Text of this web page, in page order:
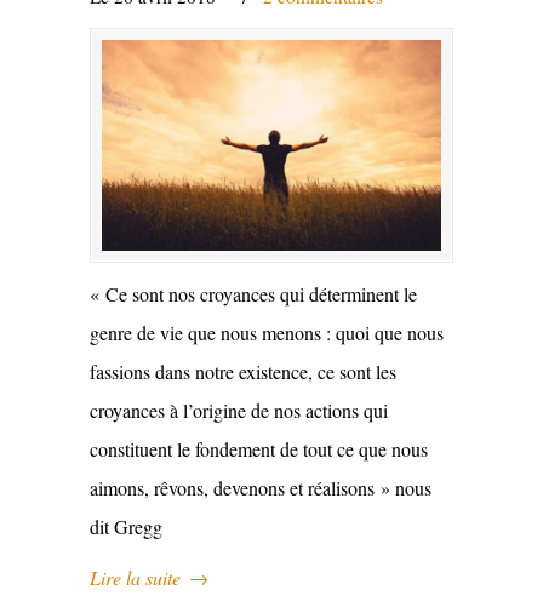
« Ce sont nos croyances qui déterminent le
genre de vie que nous menons : quoi que nous
fassions dans notre existence, ce sont les
croyances à l’origine de nos actions qui
constituent le fondement de tout ce que nous
aimons, rêvons, devenons et réalisons » nous
dit Gregg
Lire la suite →